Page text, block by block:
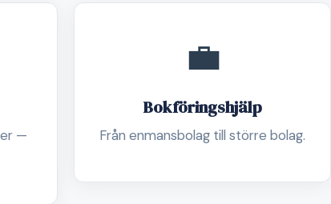
—
💼
Bokföringshjälp
Från enmansbolag till större bolag.